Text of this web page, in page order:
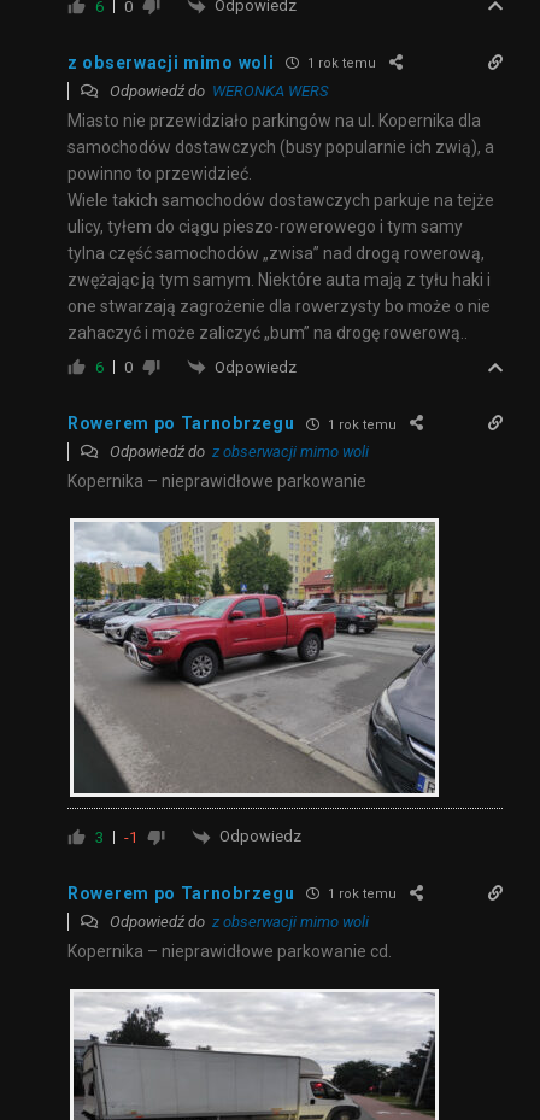
6 0 Odpowiedz
z obserwacji mimo woli 1 rok temu
Odpowiedź do WERONKA WERS
Miasto nie przewidziało parkingów na ul. Kopernika dla
samochodów dostawczych (busy popularnie ich zwią), a
powinno to przewidzieć.
Wiele takich samochodów dostawczych parkuje na tejże
ulicy, tyłem do ciągu pieszo-rowerowego i tym samy
tylna część samochodów „zwisa” nad drogą rowerową,
zwężając ją tym samym. Niektóre auta mają z tyłu haki i
one stwarzają zagrożenie dla rowerzysty bo może o nie
zahaczyć i może zaliczyć „bum” na drogę rowerową..
6 0 Odpowiedz
Rowerem po Tarnobrzegu 1 rok temu
Odpowiedź do z obserwacji mimo woli
Kopernika – nieprawidłowe parkowanie
3 -1 Odpowiedz
Rowerem po Tarnobrzegu 1 rok temu
Odpowiedź do z obserwacji mimo woli
Kopernika – nieprawidłowe parkowanie cd.